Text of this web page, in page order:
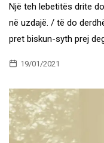
Një teh lebetitës drite
në uzdajë. / të do
pret biskun-syth prej
19/01/2021